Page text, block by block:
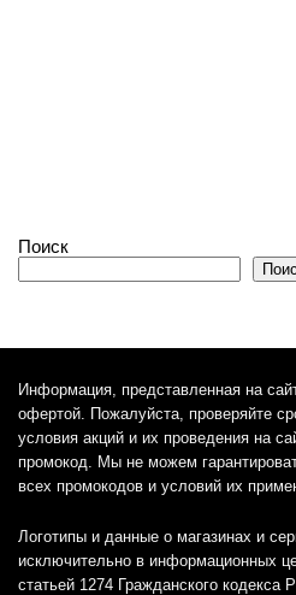
Поиск
Информация, представленная на
офертой. Пожалуйста, проверяйте
условия акций и их проведения на
промокод. Мы не можем
всех промокодов и условий их
Логотипы и данные о магазинах и
исключительно в информационных
статьей 1274 Гражданского